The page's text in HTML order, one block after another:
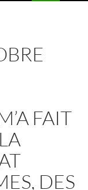
FAIT
DES